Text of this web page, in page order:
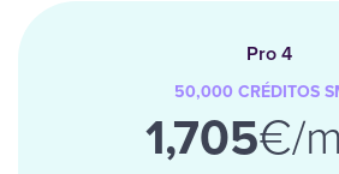
Pro 4
50,000 CRÉDITOS
1,705€/